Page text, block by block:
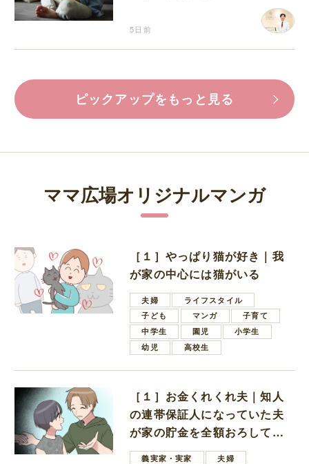
5日前
ピックアップをもっと見る
ママ広場オリジナルマンガ
［１］やっぱり猫が好き｜我
が家の中心には猫がいる
夫婦
ライフスタイル
子ども
マンガ
子育て
中学生
園児
小学生
幼児
高校生
［１］お金くれくれ夫｜知人
の連帯保証人になっていた夫
が家の貯金を全額おろしてほ
しいと言ってきた
義実家・実家
夫婦